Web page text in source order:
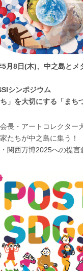
動を報告したアニュア
ださい。
ウム「私たちの創る「
を3月18日に開催いた
ちら。
い 十津川フィールド
集要項はこちら。応募
クト「社会課題を解決
開発」の成果の一つと
く』（堂目卓生・山崎
す！
ィツアー2022～原子力
学研究科附属未来共
5月8日(木)、中之島とメ
シンポジウム
ち」を大切にする「まち
長・アートコレクター
たちが中之島に集う！
関西万博2025への提